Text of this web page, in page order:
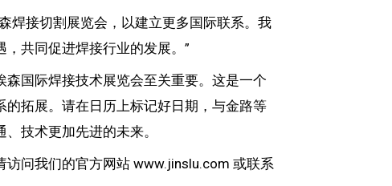
焊接切割展览会，以建立更多国际联系。我
共同促进焊接行业的发展。”
国际焊接技术展览会至关重要。这是一个
拓展。请在日历上标记好日期，与金路等
技术更加先进的未来。
问我们的官方网站 www.jinslu.com 或联系